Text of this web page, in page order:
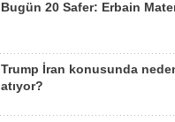
Bugün 20 Safer: Erbain
Trump İran konusunda
atıyor?